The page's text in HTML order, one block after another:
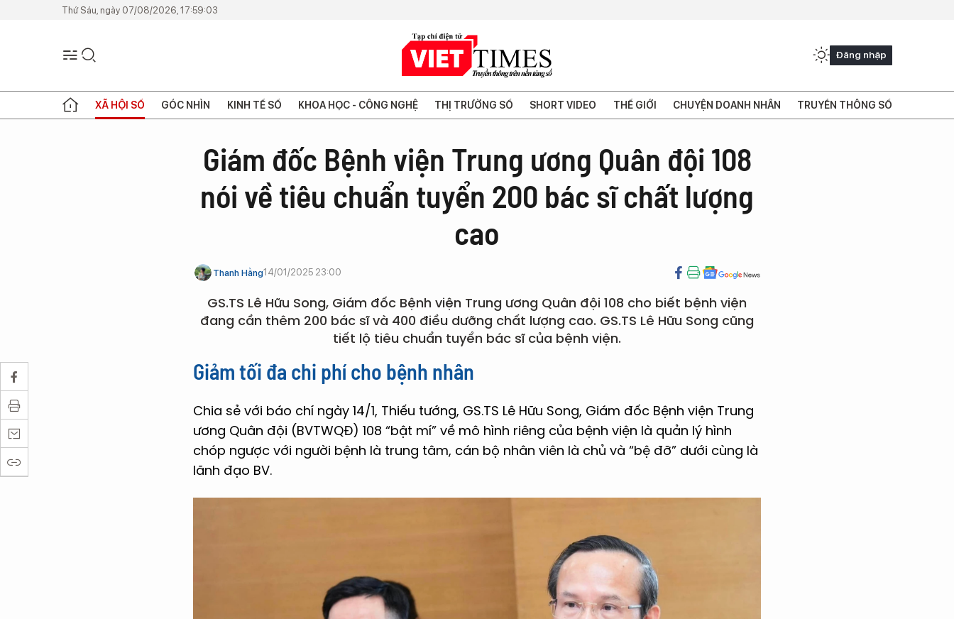
Thứ Sáu, ngày 07/08/2026, 17:59:03
Đăng nhập
XÃ HỘI SỐ GÓC NHÌN KINH TẾ SỐ KHOA HỌC - CÔNG NGHỆ THỊ TRƯỜNG SỐ SHORT VIDEO THẾ GIỚI CHUYỆN DOANH NHÂN TRUYỀN THÔNG SỐ
Giám đốc Bệnh viện Trung ương Quân đội 108
nói về tiêu chuẩn tuyển 200 bác sĩ chất lượng
cao
Thanh Hằng14/01/2025 23:00
GS.TS Lê Hữu Song, Giám đốc Bệnh viện Trung ương Quân đội 108 cho biết bệnh viện
đang cần thêm 200 bác sĩ và 400 điều dưỡng chất lượng cao. GS.TS Lê Hữu Song cũng
tiết lộ tiêu chuẩn tuyển bác sĩ của bệnh viện.
Giảm tối đa chi phí cho bệnh nhân
Chia sẻ với báo chí ngày 14/1, Thiếu tướng, GS.TS Lê Hữu Song, Giám đốc Bệnh viện Trung
ương Quân đội (BVTWQĐ) 108 “bật mí” về mô hình riêng của bệnh viện là quản lý hình
chóp ngược với người bệnh là trung tâm, cán bộ nhân viên là chủ và “bệ đỡ” dưới cùng là
lãnh đạo BV.